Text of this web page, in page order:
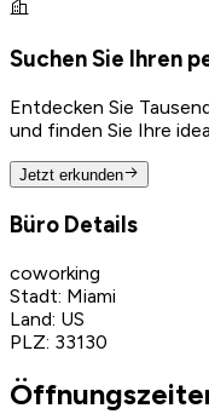
Suchen Sie Ihren
Entdecken Sie
und finden Sie Ihre
Jetzt erkunden
Büro Details
coworking
Stadt: Miami
Land: US
PLZ: 33130